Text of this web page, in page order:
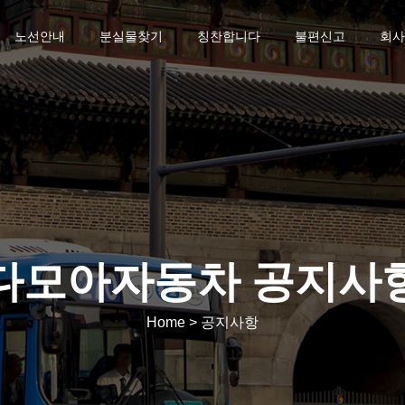
노선안내 분실물찾기 칭찬합니다 불편신고 회
모아자동차 공지사
Home > 공지사항